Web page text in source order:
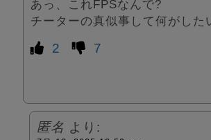
あっ、これFPSなんで?
チーターの真似事して何がした
2 7
匿名 より: